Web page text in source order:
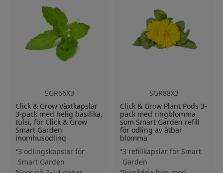
SGR66X3
Click & Grow Växtkapslar
3-pack med helig basilika,
tulsi, för Click & Grow
Smart Garden
inomhusodling
3 odlingskapslar för
Smart Garden
SGR88X3
Click & Grow Plant Pods 3-
pack med ringblomma
som Smart Garden refill
för odling av ätbar
blomma
3 refillkapslar för Smart
Garden